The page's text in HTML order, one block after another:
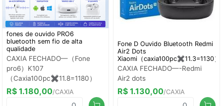
fones de ouvido PRO6
bluetooth sem fio de alta
qualidade
CAXIA FECHADO—（Fone
pro6）K107
（Caxia100pc✖️11.8=1180）
R$ 1.180,00/CAXIA
Fone D Ouvido Bluetooth Redmi
Air2 Dots
Xiaomi（caxia100pc✖️11.3=1130）
CAXIA FECHADO—-Redmi
Air2 dots
R$ 1.130,00/CAXIA